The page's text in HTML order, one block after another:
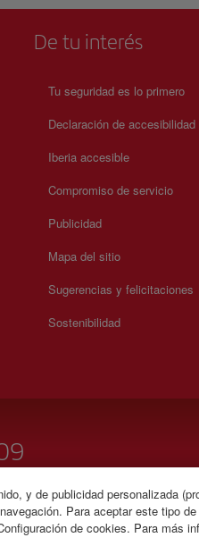
De tu interés
Tu seguridad es lo primero
Declaración de accesibilidad
Iberia accesible
Compromiso de servicio
Publicidad
Mapa del sitio
Sugerencias y felicitaciones
Sostenibilidad
y de publicidad personalizada
Para aceptar este tipo
de cookies. Para más